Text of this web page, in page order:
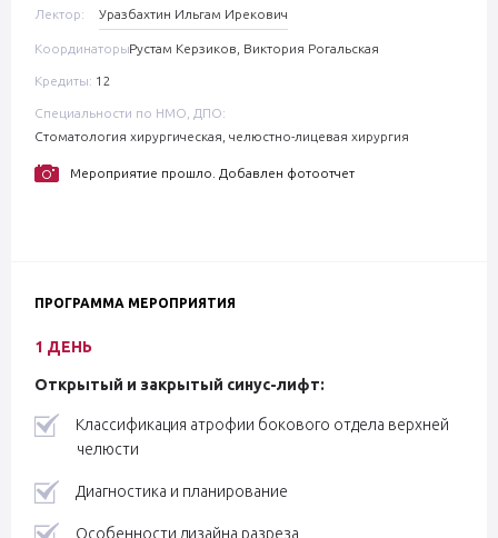
Лектор: Уразбахтин Ильгам Ирекович
Координаторы:Рустам Керзиков, Виктория Рогальская
Кредиты: 12
Специальности по НМО, ДПО:
Стоматология хирургическая, челюстно-лицевая хирургия
Мероприятие прошло. Добавлен фотоотчет
ПРОГРАММА МЕРОПРИЯТИЯ
1 ДЕНЬ
Открытый и закрытый синус-лифт:
Классификация атрофии бокового отдела верхней
челюсти
Диагностика и планирование
Особенности дизайна разреза